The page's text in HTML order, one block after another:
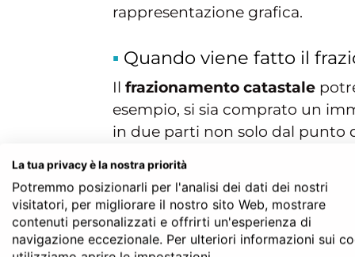
rappresentazione grafica.
Quando viene fatto il
Il frazionamento catastale
esempio, si sia comprato un
in due parti non solo dal punto
Frazionare un’unità abitativa
consente di dividere una casa
dover incorrere in problemi
Inoltre la necessità potrebbe
La tua privacy è la nostra priorità
Potremmo posizionarli per l'analisi dei dati dei nostri
visitatori, per migliorare il nostro sito Web, mostrare
contenuti personalizzati e offrirti un'esperienza di
navigazione eccezionale. Per ulteriori informazioni sui